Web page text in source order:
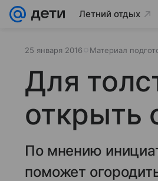
Летний отдых
25 января 2016 Материал
Для
открыть
По мнению
поможет